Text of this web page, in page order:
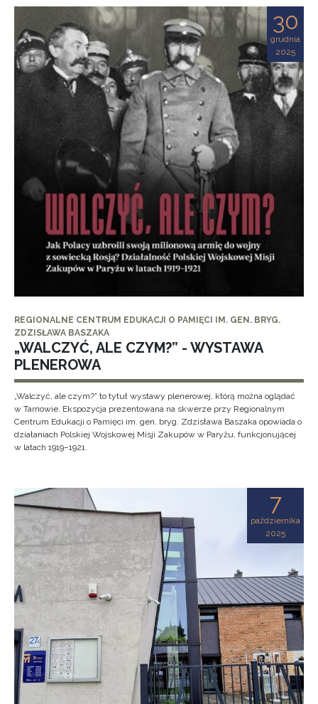
30
grudnia
2025
REGIONALNE CENTRUM EDUKACJI O PAMIĘCI IM. GEN. BRYG.
ZDZISŁAWA BASZAKA
„WALCZYĆ, ALE CZYM?” - WYSTAWA
PLENEROWA
„Walczyć, ale czym?” to tytuł wystawy plenerowej, którą można oglądać
w Tarnowie. Ekspozycja prezentowana na skwerze przy Regionalnym
Centrum Edukacji o Pamięci im. gen. bryg. Zdzisława Baszaka opowiada o
działaniach Polskiej Wojskowej Misji Zakupów w Paryżu, funkcjonującej
w latach 1919–1921.
7
października
2025